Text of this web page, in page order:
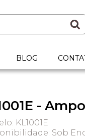
BLOG
-
KL1001E
Sob